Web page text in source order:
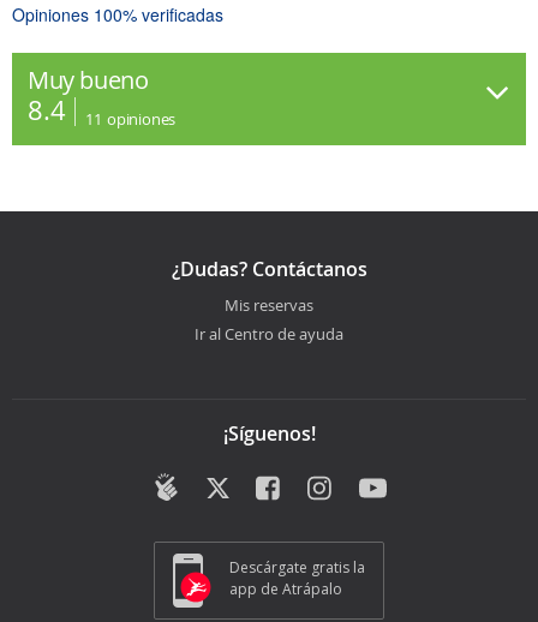
Opiniones 100% verificadas
Muy bueno
8.4 11 opiniones
¿Dudas? Contáctanos
Mis reservas
Ir al Centro de ayuda
¡Síguenos!
Descárgate gratis la
app de Atrápalo